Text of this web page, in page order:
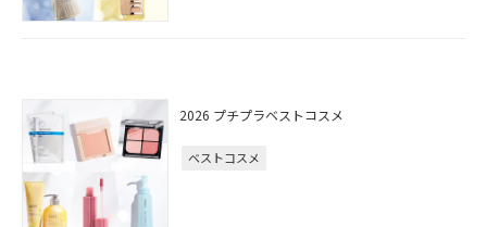
2026 プチプラベストコスメ
ベストコスメ